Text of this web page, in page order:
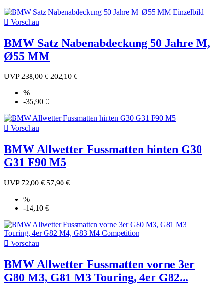
 Vorschau
BMW Satz Nabenabdeckung 50 Jahre M,
Ø55 MM
UVP 238,00 € 202,10 €
%
-35,90 €
 Vorschau
BMW Allwetter Fussmatten hinten G30
G31 F90 M5
UVP 72,00 € 57,90 €
%
-14,10 €
 Vorschau
BMW Allwetter Fussmatten vorne 3er
G80 M3, G81 M3 Touring, 4er G82...